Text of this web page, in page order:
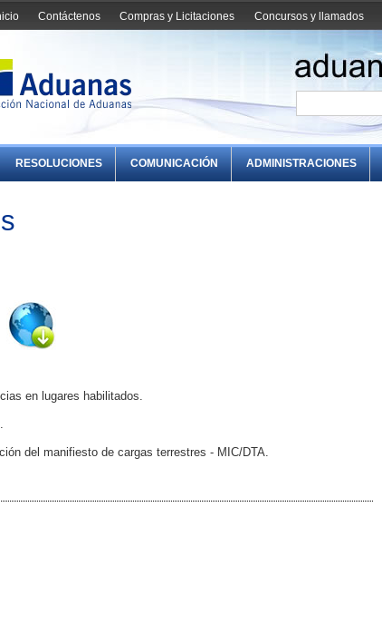
Concursos y llamados
Compras y Licitaciones
Contáctenos
RESOLUCIONES COMUNICACIÓN ADMINISTRACIONES
en lugares habilitados.
del manifiesto de cargas terrestres - MIC/DTA.